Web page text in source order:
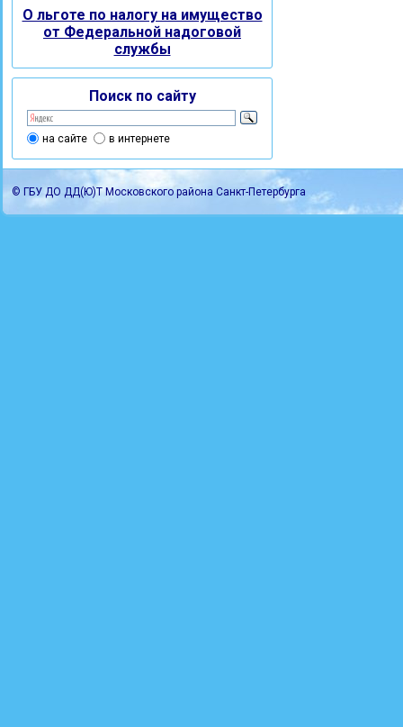
О льготе по налогу на имущество
от Федеральной надоговой
службы
Поиск по сайту
на сайте в интернете
© ГБУ ДО ДД(Ю)Т Московского района Санкт-Петербурга